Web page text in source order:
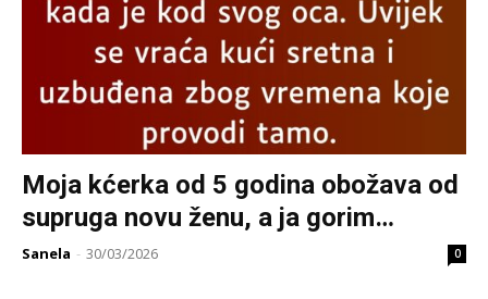
Moja kćerka od 5 godina obožava od
supruga novu ženu, a ja gorim…
Sanela - 30/03/2026 0